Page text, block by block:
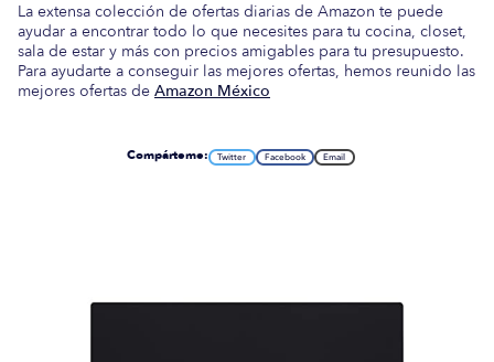
La extensa colección de ofertas diarias de Amazon te puede
ayudar a encontrar todo lo que necesites para tu cocina, closet,
sala de estar y más con precios amigables para tu presupuesto.
Para ayudarte a conseguir las mejores ofertas, hemos reunido las
mejores ofertas de Amazon México
Compárteme: Twitter Facebook Email